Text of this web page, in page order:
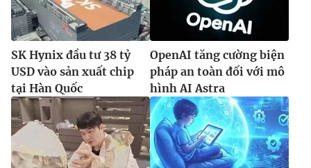
SK Hynix đầu tư 38 tỷ
USD vào sản xuất chip
tại Hàn Quốc
OpenAI tăng cường biện
pháp an toàn đối với mô
hình AI Astra